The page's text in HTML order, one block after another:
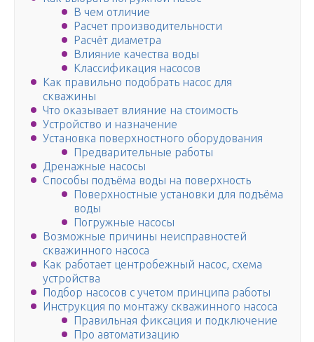
В чем отличие
Расчет производительности
Расчёт диаметра
Влияние качества воды
Классификация насосов
Как правильно подобрать насос для
скважины
Что оказывает влияние на стоимость
Устройство и назначение
Установка поверхностного оборудования
Предварительные работы
Дренажные насосы
Способы подъёма воды на поверхность
Поверхностные установки для подъёма
воды
Погружные насосы
Возможные причины неисправностей
скважинного насоса
Как работает центробежный насос, схема
устройства
Подбор насосов с учетом принципа работы
Инструкция по монтажу скважинного насоса
Правильная фиксация и подключение
Про автоматизацию